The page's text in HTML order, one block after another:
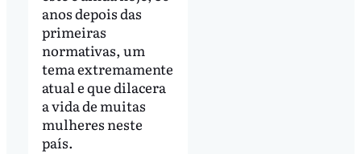
anos depois das
primeiras
normativas, um
tema extremamente
atual e que dilacera
a vida de muitas
mulheres neste
país.